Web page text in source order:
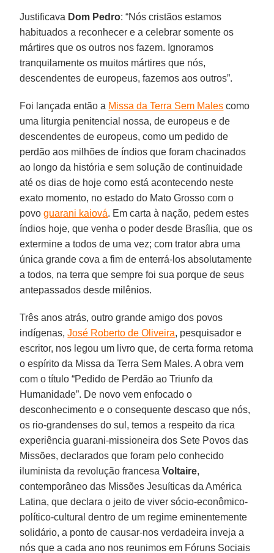
Justificava Dom Pedro: “Nós cristãos estamos
habituados a reconhecer e a celebrar somente os
mártires que os outros nos fazem. Ignoramos
tranquilamente os muitos mártires que nós,
descendentes de europeus, fazemos aos outros”.
Foi lançada então a Missa da Terra Sem Males como
uma liturgia penitencial nossa, de europeus e de
descendentes de europeus, como um pedido de
perdão aos milhões de índios que foram chacinados
ao longo da história e sem solução de continuidade
até os dias de hoje como está acontecendo neste
exato momento, no estado do Mato Grosso com o
povoguarani kaiová. Em carta à nação, pedem estes
índios hoje, que venha o poder desde Brasília, que os
extermine a todos de uma vez; com trator abra uma
única grande cova a fim de enterrá-los absolutamente
a todos, na terra que sempre foi sua porque de seus
antepassados desde milênios.
Três anos atrás, outro grande amigo dos povos
indígenas,José Roberto de Oliveira, pesquisador e
escritor, nos legou um livro que, de certa forma retoma
o espírito da Missa da Terra Sem Males. A obra vem
com o título “Pedido de Perdão ao Triunfo da
Humanidade”. De novo vem enfocado o
desconhecimento e o consequente descaso que nós,
os rio-grandenses do sul, temos a respeito da rica
experiência guarani-missioneira dos Sete Povos das
Missões, declarados que foram pelo conhecido
iluminista da revolução francesaVoltaire,
contemporâneo das Missões Jesuíticas da América
Latina, que declara o jeito de viver sócio-econômico-
político-cultural dentro de um regime eminentemente
solidário, a ponto de causar-nos verdadeira inveja a
nós que a cada ano nos reunimos em Fóruns Sociais